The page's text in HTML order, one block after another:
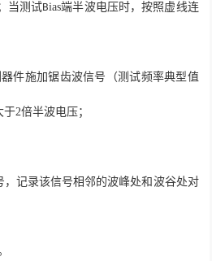
当测试Bias端半波电压时，按照虚线连
件施加锯齿波信号（测试频率典型值
于2倍半波电压；
记录该信号相邻的波峰处和波谷处对